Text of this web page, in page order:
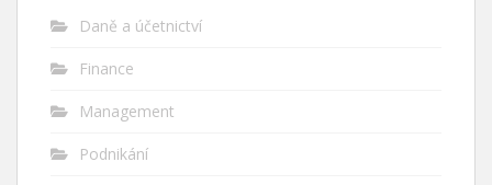
Daně a účetnictví
Finance
Management
Podnikání